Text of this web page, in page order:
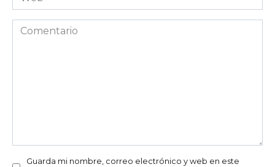
Comentario
Guarda mi nombre, correo electrónico y web en este